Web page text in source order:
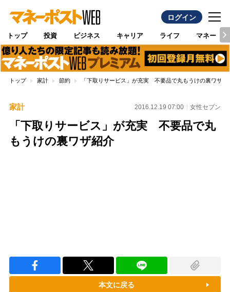
ログイン
トップ 投資 ビジネス キャリア ライフ マネー
トップ 家計 節約 「下取りサービス」が充実 不要品で丸もうけの裏ワザ紹
家計 2016.12.19 07:00 女性セブン
「下取りサービス」が充実 不要品で丸
もうけの裏ワザ紹介
本文に戻る